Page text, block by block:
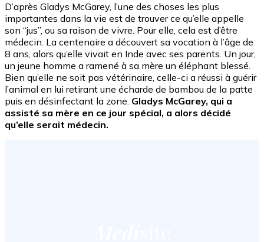
D’après Gladys McGarey, l’une des choses les plus
importantes dans la vie est de trouver ce qu’elle appelle
son “jus”, ou sa raison de vivre. Pour elle, cela est d’être
médecin. La centenaire a découvert sa vocation à l’âge de
8 ans, alors qu’elle vivait en Inde avec ses parents. Un jour,
un jeune homme a ramené à sa mère un éléphant blessé.
Bien qu’elle ne soit pas vétérinaire, celle-ci a réussi à guérir
l’animal en lui retirant une écharde de bambou de la patte
puis en désinfectant la zone. Gladys McGarey, qui a
assisté sa mère en ce jour spécial, a alors décidé
qu’elle serait médecin.